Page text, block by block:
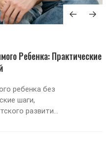
Ребенка: Практические
ребенка без
шаги,
развития.